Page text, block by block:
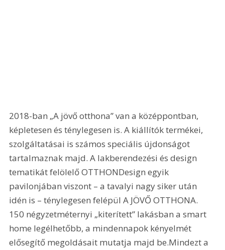
2018-ban „A jövő otthona” van a középpontban,
képletesen és ténylegesen is. A kiállítók termékei,
szolgáltatásai is számos speciális újdonságot
tartalmaznak majd. A lakberendezési és design
tematikát felölelő OTTHONDesign egyik
pavilonjában viszont – a tavalyi nagy siker után
idén is – ténylegesen felépül A JÖVŐ OTTHONA.
150 négyzetméternyi „kiterített” lakásban a smart
home legélhetőbb, a mindennapok kényelmét
elősegítő megoldásait mutatja majd be.Mindezt a